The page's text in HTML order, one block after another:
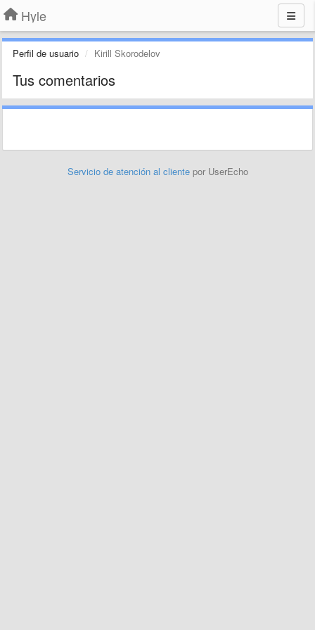
Hyle
Perfil de usuario Kirill Skorodelov
Tus comentarios
Servicio de atención al cliente por UserEcho